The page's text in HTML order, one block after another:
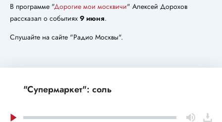
В программе "Дорогие мои москвичи" Алексей Дорохов
рассказал о событиях 9 июня.
Слушайте на сайте "Радио Москвы".
"Супермаркет": соль